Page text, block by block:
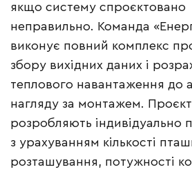
якщо систему спроєктовано
неправильно. Команда
виконує повний комплекс
збору вихідних даних і
теплового навантаження до
нагляду за монтажем.
розробляють індивідуально
з урахуванням кількості
розташування, потужності